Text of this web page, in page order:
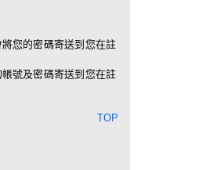
您的密碼寄送到您在註
號及密碼寄送到您在註
TOP